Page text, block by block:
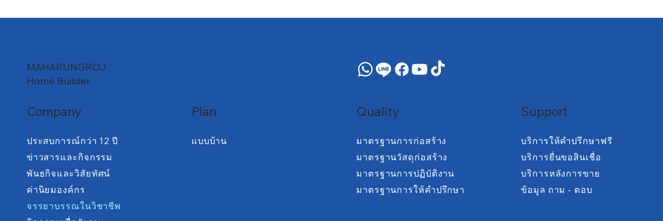
Quality
Company
ประสบการณ์กว่า 12 ปี
ข่าวสารและกิจกรรม
พันธกิจและวิสัยทัศน์
ค่านิยมองค์กร
จรรยาบรรณในวิชาชีพ
มาตรฐานการก่อสร้าง
มาตรฐานวัสดุก่อสร้าง
มาตรฐานการปฏิบัติงาน
มาตรฐานการให้คำปรึกษา
Support
บริการให้คำปรึกษาฟรี
บริการยื่นขอสินเชื่อ
บริการหลังการขาย
ข้อมูล ถาม - ตอบ
Plan
แบบบ้าน
MAHARUNGROJ
Home Builder